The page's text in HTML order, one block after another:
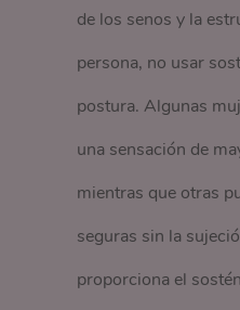
de los senos y la
persona, no usar
postura. Algunas
una sensación de
mientras que otras
seguras sin la
proporciona el